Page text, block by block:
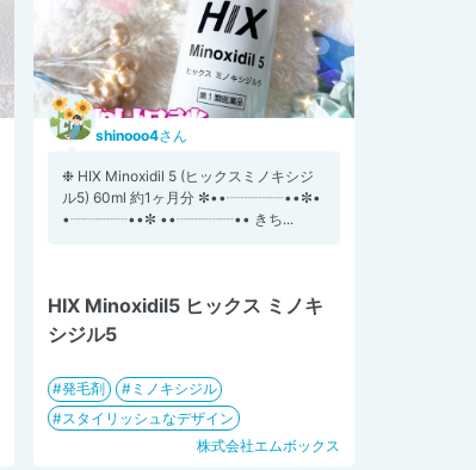
shinooo4さん
❉ HIX Minoxidil 5 (ヒックスミノキシジ
ル5) 60ml 約1ヶ月分 ✼••┈┈┈┈••✼•
•┈┈┈┈••✼ ••┈┈┈┈•• きち...
HIX Minoxidil5 ヒックス ミノキ
シジル5
発毛剤
ミノキシジル
スタイリッシュなデザイン
株式会社エムボックス